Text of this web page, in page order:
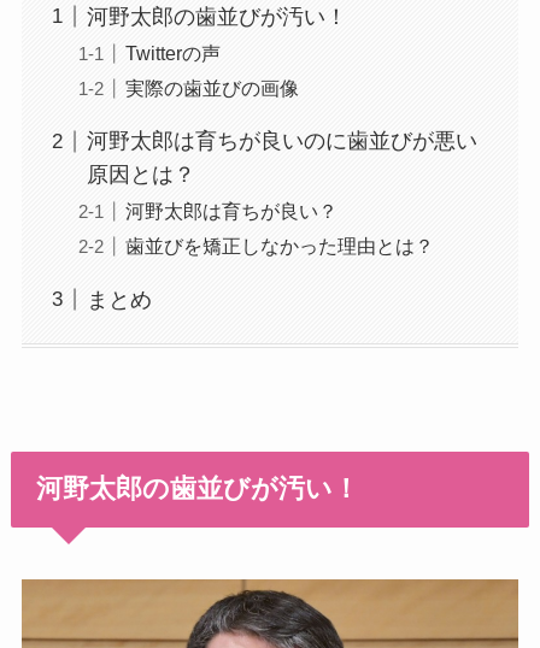
河野太郎の歯並びが汚い！
Twitterの声
実際の歯並びの画像
河野太郎は育ちが良いのに歯並びが悪い
原因とは？
河野太郎は育ちが良い？
歯並びを矯正しなかった理由とは？
まとめ
河野太郎の歯並びが汚い！